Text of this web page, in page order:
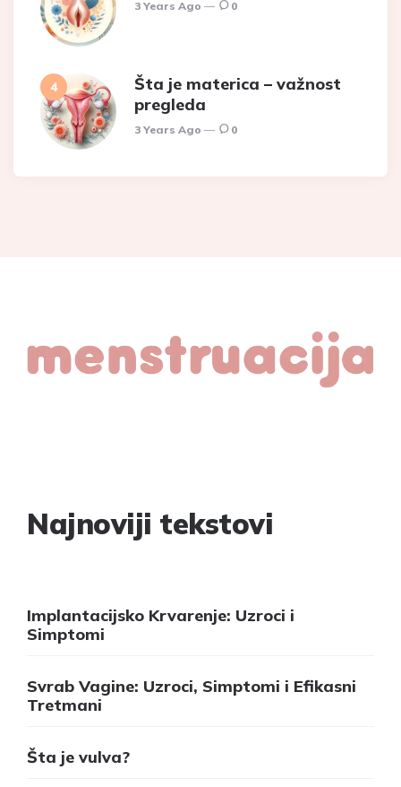
3 Years Ago 0
Šta je materica – važnost
pregleda
3 Years Ago 0
Najnoviji tekstovi
Implantacijsko Krvarenje: Uzroci i
Simptomi
Svrab Vagine: Uzroci, Simptomi i Efikasni
Tretmani
Šta je vulva?